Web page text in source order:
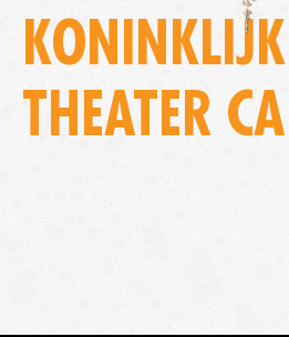
KONINKLIJK
THEATER